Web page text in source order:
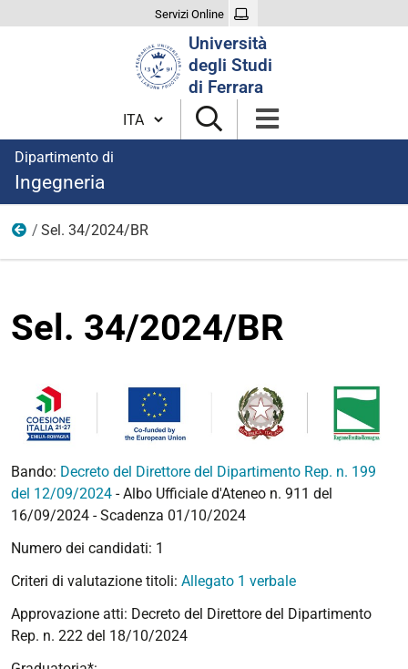
Servizi Online
Università
degli Studi
di Ferrara
Cambia lingua
Dipartimento di
Ingegneria
2024
Sel. 34/2024/BR
Sel. 34/2024/BR
Bando: Decreto del Direttore del Dipartimento Rep. n. 199
del 12/09/2024 - Albo Ufficiale d'Ateneo n. 911 del
16/09/2024 - Scadenza 01/10/2024
Numero dei candidati: 1
Criteri di valutazione titoli: Allegato 1 verbale
Approvazione atti: Decreto del Direttore del Dipartimento
Rep. n. 222 del 18/10/2024